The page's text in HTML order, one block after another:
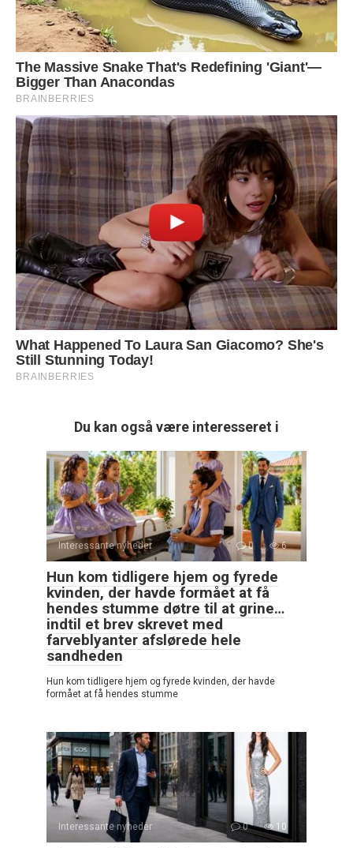
Du kan også være interesseret i
Interessante nyheder 0 6
Hun kom tidligere hjem og fyrede
kvinden, der havde formået at få
hendes stumme døtre til at grine…
indtil et brev skrevet med
farveblyanter afslørede hele
sandheden
Hun kom tidligere hjem og fyrede kvinden, der havde
formået at få hendes stumme
Interessante nyheder 0 10